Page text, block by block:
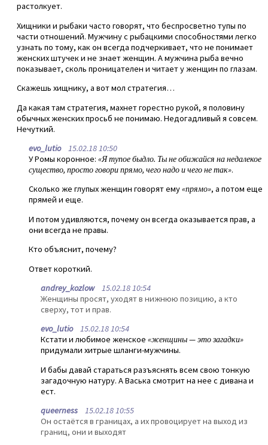
растолкует.
Хищники и рыбаки часто говорят, что беспросветно тупы по
части отношений. Мужчину с рыбацкими способностями легко
узнать по тому, как он всегда подчеркивает, что не понимает
женских штучек и не знает женщин. А мужчина рыба вечно
показывает, сколь проницателен и читает у женщин по глазам.
Скажешь хищнику, а вот мол стратегия…
Да какая там стратегия, махнет горестно рукой, я половину
обычных женских просьб не понимаю. Недогадливый я совсем.
Нечуткий.
evo_lutio15.02.18 10:50
У Ромы коронное: «Я тупое быдло. Ты не обижайся на недалекое
существо, просто говори прямо, чего надо и чего не так».
Сколько же глупых женщин говорят ему«прямо», а потом еще
прямей и еще.
И потом удивляются, почему он всегда оказывается прав, а
они всегда не правы.
Кто объяснит, почему?
Ответ короткий.
andrey_kozlow15.02.18 10:54
Женщины просят, уходят в нижнюю позицию, а кто
сверху, тот и прав.
evo_lutio15.02.18 10:54
Кстати и любимое женское «женщины — это загадки»
придумали хитрые шланги-мужчины.
И бабы давай стараться разъяснять всем свою тонкую
загадочную натуру. А Васька смотрит на нее с дивана и
ест.
queerness 15.02.18 10:55
Он остаётся в границах, а их провоцирует на выход из
границ, они и выходят